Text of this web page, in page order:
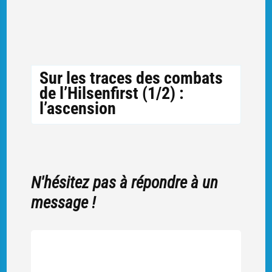
Sur les traces des combats
de l’Hilsenfirst (1/2) :
l’ascension
N'hésitez pas à répondre à un
message !